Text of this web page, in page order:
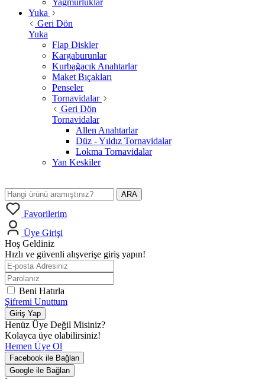
Yağmurluklar
Yuka
Geri Dön
Yuka
Flap Diskler
Kargaburunlar
Kurbağacık Anahtarlar
Maket Bıçakları
Penseler
Tornavidalar
Geri Dön
Tornavidalar
Allen Anahtarlar
Düz - Yıldız Tornavidalar
Lokma Tornavidalar
Yan Keskiler
ARA
Favorilerim
Üye Girişi
Hoş Geldiniz
Hızlı ve güvenli alışverişe giriş yapın!
Beni Hatırla
Şifremi Unuttum
Giriş Yap
Henüz Üye Değil Misiniz?
Kolayca üye olabilirsiniz!
Hemen Üye Ol
Facebook ile Bağlan
Google ile Bağlan